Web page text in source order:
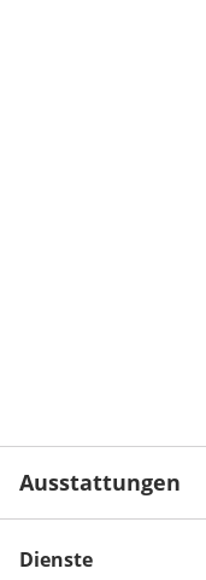
Ausstattungen
Dienste